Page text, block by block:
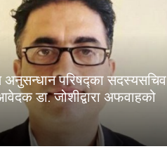
अनुसन्धान परिषद्का सदस्यसचिव
डा. जोशीद्वारा अफवाहको